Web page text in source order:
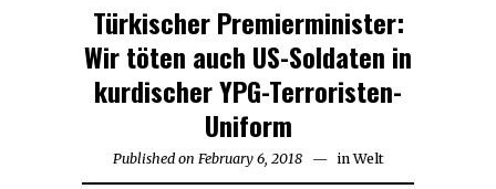
Türkischer Premierminister:
Wir töten auch US-Soldaten in
kurdischer YPG-Terroristen-
Uniform
Published on February 6, 2018February
in Welt